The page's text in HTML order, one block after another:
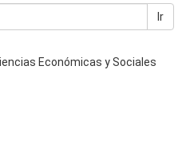
Ir
Económicas y Sociales